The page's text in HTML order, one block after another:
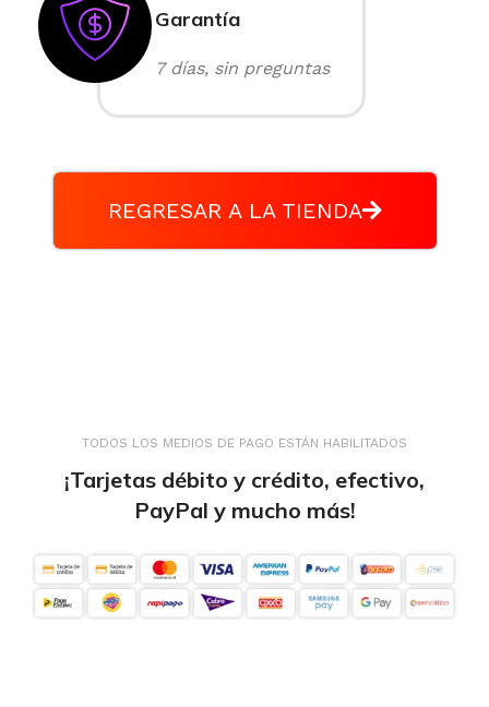
Garantía
7 días, sin preguntas
REGRESAR A LA TIENDA
TODOS LOS MEDIOS DE PAGO ESTÁN HABILITADOS
¡Tarjetas débito y crédito, efectivo,
PayPal y mucho más!